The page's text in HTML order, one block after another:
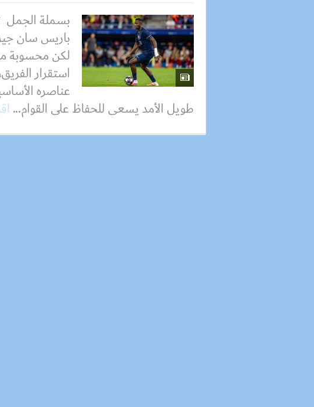
بسملة الجمل
باريس سان
لكن محسوبة
استقرار
عناصره
طويل الأمد يسعى للحفاظ على القوام...